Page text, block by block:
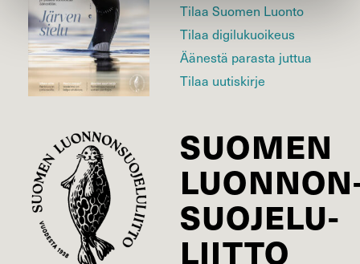
Tilaa Suomen Luonto
Tilaa digilukuoikeus
Äänestä parasta juttua
Tilaa uutiskirje
SUOMEN
SUOJELU­
LIITTO